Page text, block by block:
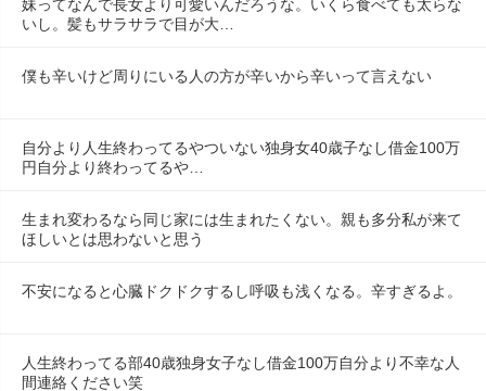
妹ってなんで長女より可愛いんだろうな。いくら食べても太らな
いし。髪もサラサラで目が大…
僕も辛いけど周りにいる人の方が辛いから辛いって言えない
自分より人生終わってるやついない独身女40歳子なし借金100万
円自分より終わってるや…
生まれ変わるなら同じ家には生まれたくない。親も多分私が来て
ほしいとは思わないと思う
不安になると心臓ドクドクするし呼吸も浅くなる。辛すぎるよ。
人生終わってる部40歳独身女子なし借金100万自分より不幸な人
間連絡ください笑